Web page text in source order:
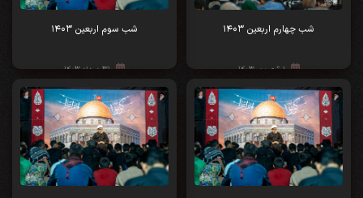
شب چهارم اربعین ۱۴۰۳
۱ شهریور ۱۴۰۳
شب سوم اربعین ۱۴۰۳
۳۱ مرداد ۱۴۰۳